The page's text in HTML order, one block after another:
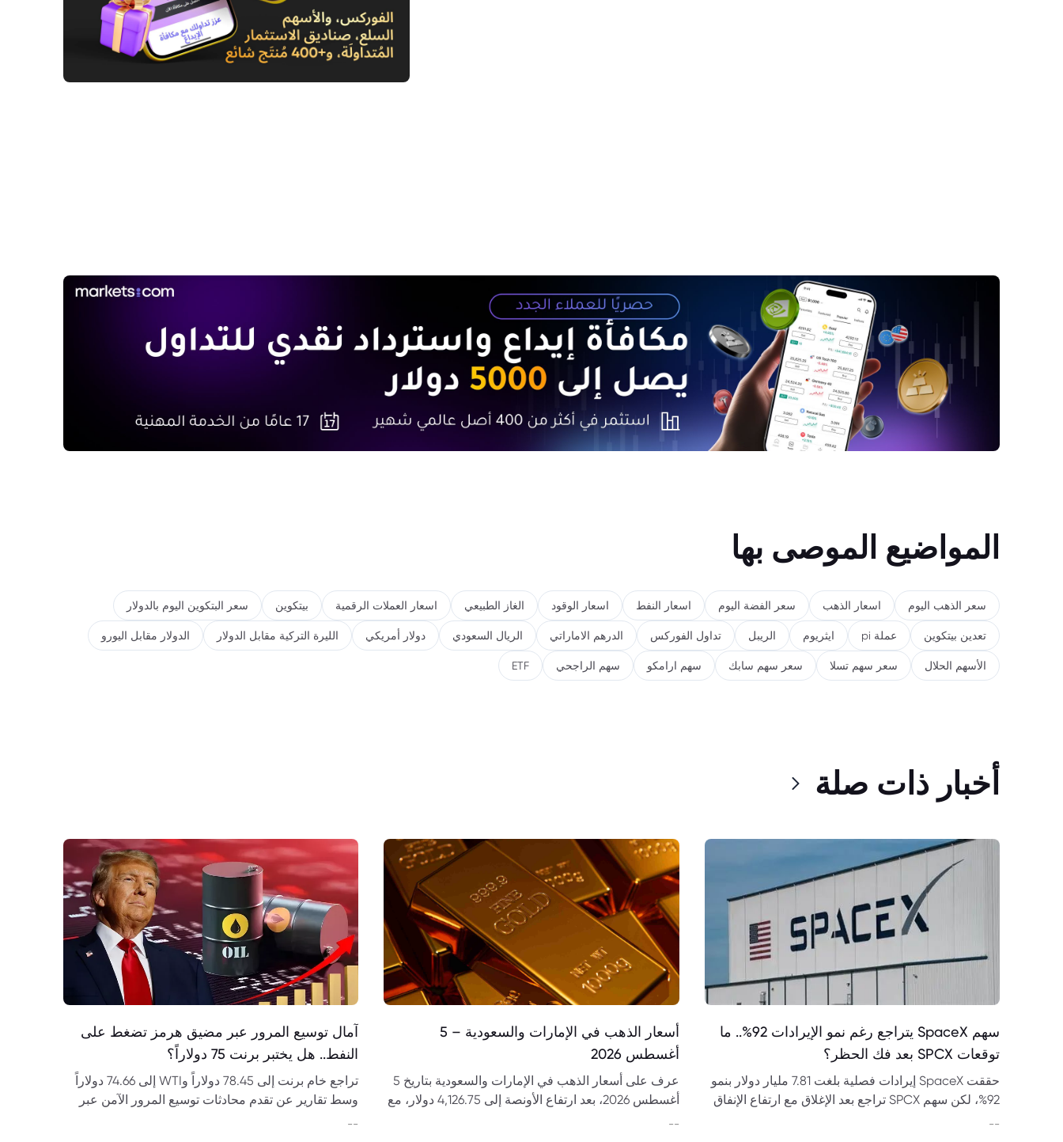
المواضيع الموصى بها
سعر الذهب اليوم اسعار الذهب سعر الفضة اليوم اسعار النفط اسعار الوقود الغاز الطبيعي اسعار العملات الرقمية بيتكوين سعر البتكوين اليوم بالدولار
تعدين بيتكوين عملة pi ايثريوم الريبل تداول الفوركس الدرهم الاماراتي الريال السعودي دولار أمريكي الليرة التركية مقابل الدولار الدولار مقابل اليورو
الأسهم الحلال سعر سهم تسلا سعر سهم سابك سهم ارامكو سهم الراجحي ETF
أخبار ذات صلة
سهم SpaceX يتراجع رغم نمو الإيرادات 92%.. ما
توقعات SPCX بعد فك الحظر؟
حققت SpaceX إيرادات فصلية بلغت 7.81 مليار دولار بنمو
92%، لكن سهم SPCX تراجع بعد الإغلاق مع ارتفاع الإنفاق
--
أسعار الذهب في الإمارات والسعودية – 5
أغسطس 2026
عرف على أسعار الذهب في الإمارات والسعودية بتاريخ 5
أغسطس 2026، بعد ارتفاع الأونصة إلى 4,126.75 دولار، مع
--
آمال توسيع المرور عبر مضيق هرمز تضغط على
النفط.. هل يختبر برنت 75 دولاراً؟
تراجع خام برنت إلى 78.45 دولاراً وWTI إلى 74.66 دولاراً
وسط تقارير عن تقدم محادثات توسيع المرور الآمن عبر
--